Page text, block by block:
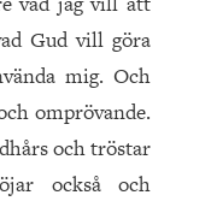
Gud vill göra
mig. Och
omprövande.
och tröstar
också och